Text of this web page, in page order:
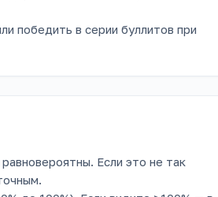
победить в серии буллитов при
Если это не так